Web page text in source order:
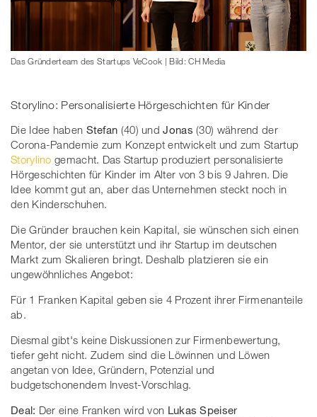
Das Gründerteam des Startups VeCook | Bild: CH Media
Storylino: Personalisierte Hörgeschichten für Kinder
Die Idee haben Stefan (40) undJonas (30) während der
Corona-Pandemie zum Konzept entwickelt und zum Startup
Storylino gemacht. Das Startup produziert personalisierte
Hörgeschichten für Kinder im Alter von 3 bis 9 Jahren. Die
Idee kommt gut an, aber das Unternehmen steckt noch in
den Kinderschuhen.
Die Gründer brauchen kein Kapital, sie wünschen sich einen
Mentor, der sie unterstützt und ihr Startup im deutschen
Markt zum Skalieren bringt. Deshalb platzieren sie ein
ungewöhnliches Angebot:
Für 1 Franken Kapital geben sie 4 Prozent ihrer Firmenanteile
ab.
Diesmal gibt's keine Diskussionen zur Firmenbewertung,
tiefer geht nicht. Zudem sind die Löwinnen und Löwen
angetan von Idee, Gründern, Potenzial und
budgetschonendem Invest-Vorschlag.
Deal: Der eine Franken wird von Lukas Speiser